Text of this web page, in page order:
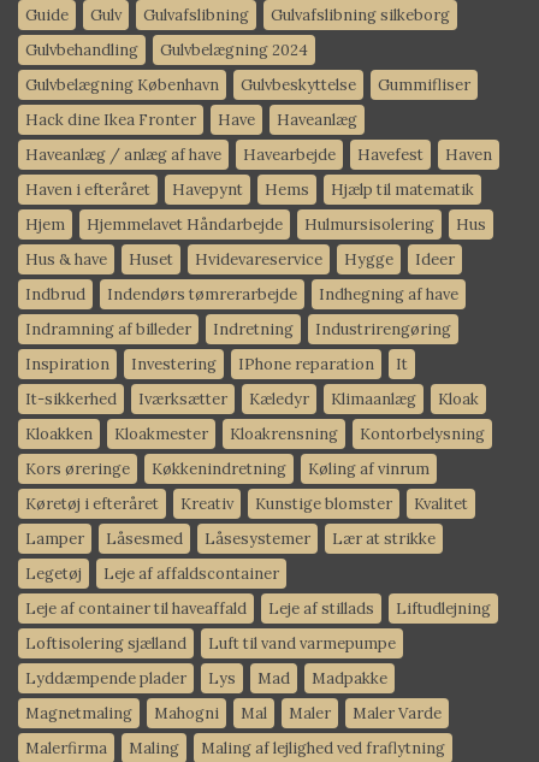
Guide Gulv Gulvafslibning
Gulvafslibning silkeborg
Gulvbehandling
Gulvbelægning 2024
Gulvbelægning København
Gulvbeskyttelse
Gummifliser
Hack dine Ikea Fronter
Have
Haveanlæg
Haveanlæg / anlæg af have
Havearbejde Havefest
Haven
Haven i efteråret
Havepynt Hems
Hjælp til matematik
Hjem
Hjemmelavet Håndarbejde Hulmursisolering
Hus
Hus & have
Huset Hvidevareservice Hygge
Ideer
Indbrud
Indendørs tømrerarbejde
Indhegning af have
Indramning af billeder
Indretning
Industrirengøring
Inspiration
Investering IPhone reparation
It
It-sikkerhed
Iværksætter Kæledyr Klimaanlæg
Kloak
Kloakken
Kloakmester Kloakrensning
Kontorbelysning
Kors øreringe
Køkkenindretning
Køling af vinrum
Køretøj i efteråret
Kreativ Kunstige blomster
Kvalitet
Lamper
Låsesmed Låsesystemer
Lær at strikke
Legetøj
Leje af affaldscontainer
Leje af container til haveaffald
Leje af stillads
Liftudlejning
Loftisolering sjælland
Luft til vand varmepumpe
Lyddæmpende plader
Lys Mad
Madpakke
Magnetmaling
Mahogni Mal Maler
Maler Varde
Malerfirma
Maling
Maling af lejlighed ved fraflytning